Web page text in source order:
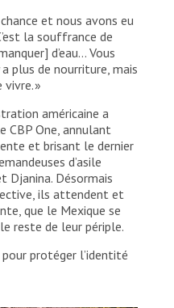
chance et nous avons eu
la souffrance de
d’eau… Vous
plus de nourriture, mais
»
américaine a
CBP One, annulant
et brisant le dernier
d’asile
Djanina. Désormais
ils attendent et
que le Mexique se
reste de leur périple.
protéger l’identité